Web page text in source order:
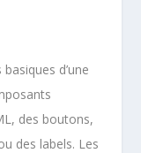
d’une
des boutons,
des labels. Les